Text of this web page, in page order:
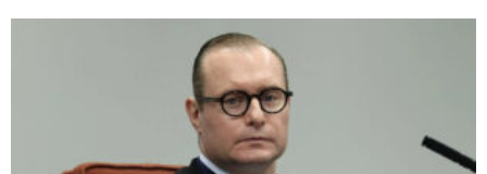
STF: Ministro Cristiano Zanin
vota para derrubar lei que
proíbe atletas transgênero em
competições de Londrina